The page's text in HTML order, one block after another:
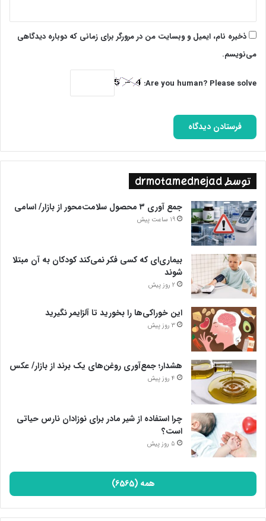
ذخیره نام، ایمیل و وبسایت من در مرورگر برای زمانی که دوباره دیدگاهی
می‌نویسم.
Are you human? Please solve:
توسط drmotamednejad
جمع آوری ۳ محصول سلامت‌محور از بازار/ اسامی
19 ساعت پیش
بیماری‌ای که کسی فکر نمی‌کند کودکان به آن مبتلا
شوند
2 روز پیش
این خوراکی‌ها را بخورید تا آلزایمر نگیرید
3 روز پیش
هشدار؛ جمع‌آوری روغن‌های یک برند از بازار/ عکس
4 روز پیش
چرا استفاده از شیر مادر برای نوزادان نارس حیاتی
است؟
5 روز پیش
همه (6565)